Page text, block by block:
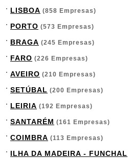
LISBOA (858 Empresas)
PORTO (573 Empresas)
BRAGA (245 Empresas)
FARO (226 Empresas)
AVEIRO (210 Empresas)
SETÚBAL (200 Empresas)
LEIRIA (192 Empresas)
SANTARÉM (161 Empresas)
COIMBRA (113 Empresas)
ILHA DA MADEIRA - FUNCHAL